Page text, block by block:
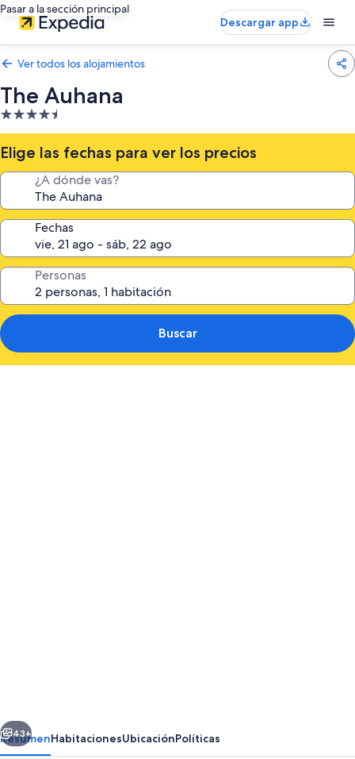
Pasar a la sección principal
Descargar app
Ver todos los alojamientos
The Auhana
Alojamiento
de
4.5 estrellas
Elige las fechas para ver los precios
¿A dónde vas?
Fechas
Personas
Buscar
Siguiente
43+
ResumenHabitacionesUbicaciónPolíticas